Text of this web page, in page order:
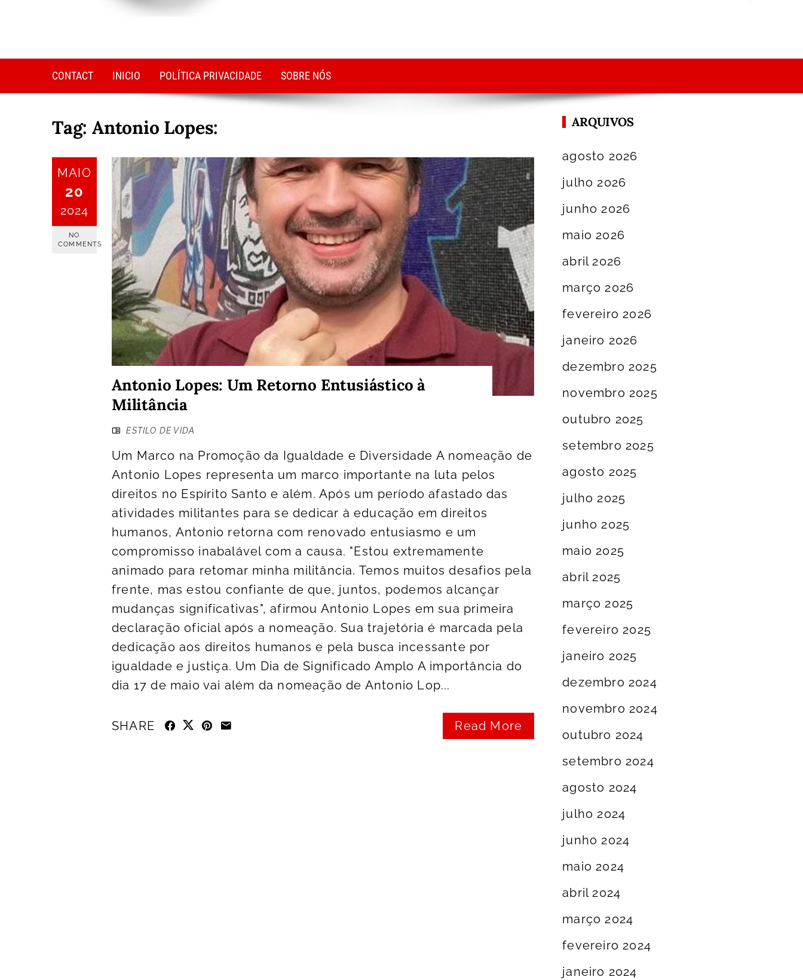
CONTACT INICIO POLÍTICA PRIVACIDADE SOBRE NÓS
Tag: Antonio Lopes:
MAIO
20
2024
NO
COMMENTS
Antonio Lopes: Um Retorno Entusiástico à
Militância
ESTILO DE VIDA
Um Marco na Promoção da Igualdade e Diversidade A nomeação de
Antonio Lopes representa um marco importante na luta pelos
direitos no Espírito Santo e além. Após um período afastado das
atividades militantes para se dedicar à educação em direitos
humanos, Antonio retorna com renovado entusiasmo e um
compromisso inabalável com a causa. "Estou extremamente
animado para retomar minha militância. Temos muitos desafios pela
frente, mas estou confiante de que, juntos, podemos alcançar
mudanças significativas", afirmou Antonio Lopes em sua primeira
declaração oficial após a nomeação. Sua trajetória é marcada pela
dedicação aos direitos humanos e pela busca incessante por
igualdade e justiça. Um Dia de Significado Amplo A importância do
dia 17 de maio vai além da nomeação de Antonio Lop...
Read More
SHARE
ARQUIVOS
agosto 2026
julho 2026
junho 2026
maio 2026
abril 2026
março 2026
fevereiro 2026
janeiro 2026
dezembro 2025
novembro 2025
outubro 2025
setembro 2025
agosto 2025
julho 2025
junho 2025
maio 2025
abril 2025
março 2025
fevereiro 2025
janeiro 2025
dezembro 2024
novembro 2024
outubro 2024
setembro 2024
agosto 2024
julho 2024
junho 2024
maio 2024
abril 2024
março 2024
fevereiro 2024
janeiro 2024